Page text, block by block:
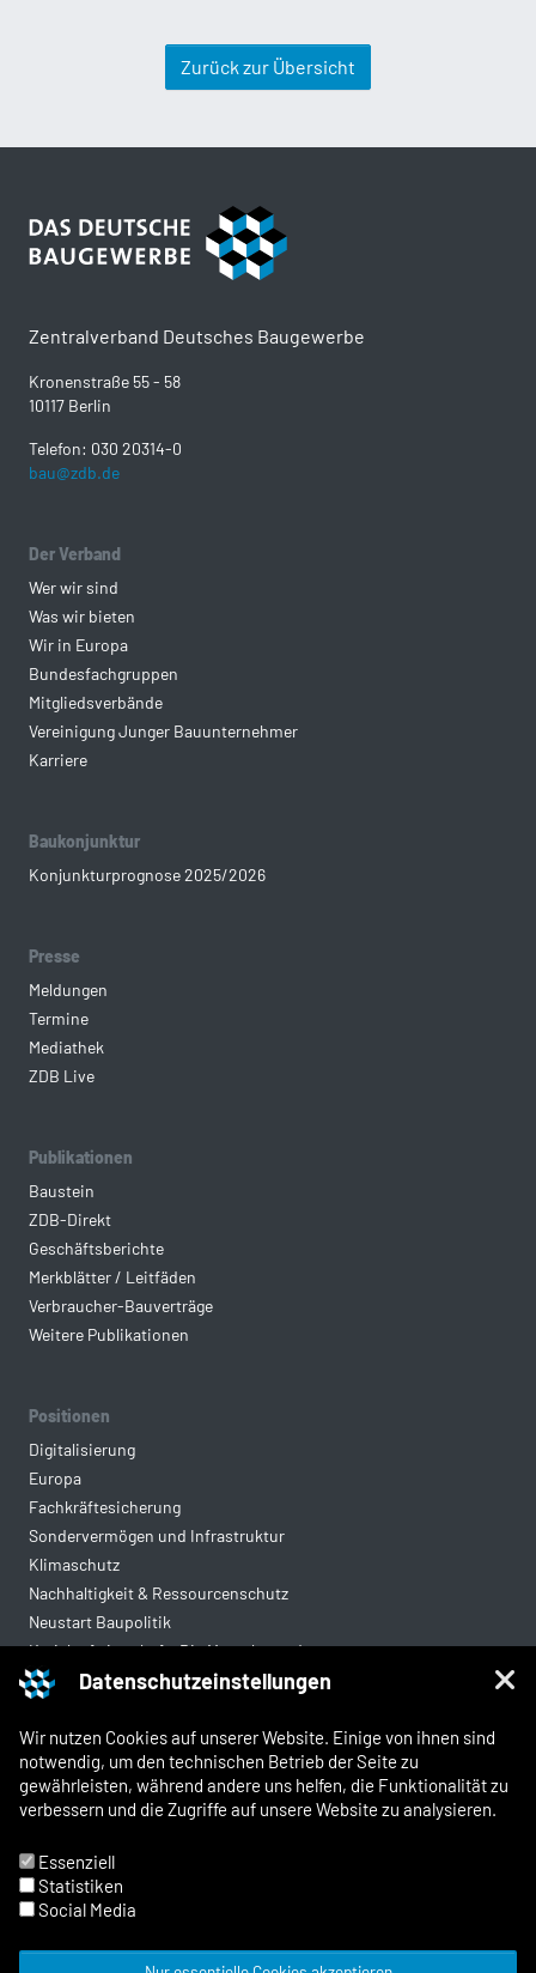
Datenschutzeinstellungen
Wir nutzen Cookies auf unserer Website. Einige von ihnen sind
notwendig, um den technischen Betrieb der Seite zu
gewährleisten, während andere uns helfen, die Funktionalität zu
verbessern und die Zugriffe auf unsere Website zu analysieren.
Essenziell
Statistiken
Social Media
Zurück zur Übersicht
Zentralverband Deutsches Baugewerbe
Kronenstraße 55 - 58
10117 Berlin
Telefon: 030 20314-0
bau@zdb.de
Der Verband
Wer wir sind
Was wir bieten
Wir in Europa
Bundesfachgruppen
Mitgliedsverbände
Vereinigung Junger Bauunternehmer
Karriere
Baukonjunktur
Konjunkturprognose 2025/2026
Presse
Meldungen
Termine
Mediathek
ZDB Live
Publikationen
Baustein
ZDB-Direkt
Geschäftsberichte
Merkblätter / Leitfäden
Verbraucher-Bauverträge
Weitere Publikationen
Positionen
Digitalisierung
Europa
Fachkräftesicherung
Sondervermögen und Infrastruktur
Klimaschutz
Nachhaltigkeit & Ressourcenschutz
Neustart Baupolitik
Kreislaufwirtschaft: Die Mantelverordnung
Mittelstandsgerechte Vergabe
Rechtliches
Kontakt
Impressum
Datenschutz
Whistleblowing und Meldewege